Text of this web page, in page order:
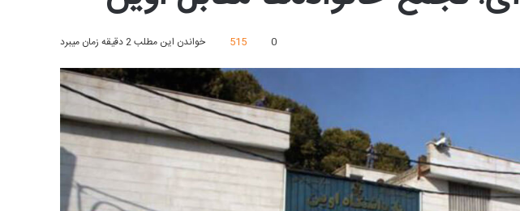
0
515 خواندن این مطلب 2 دقیقه زمان میبرد